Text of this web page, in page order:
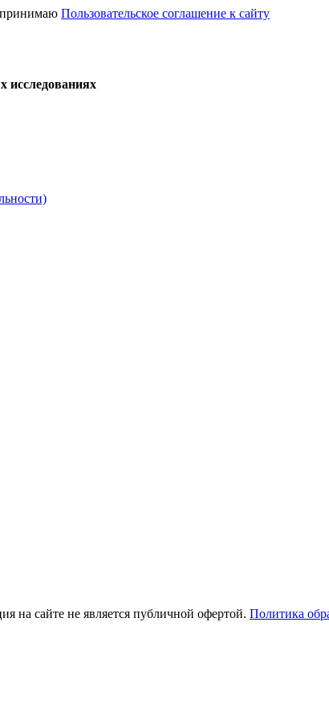
Пользовательское соглашение к сайту
исследованиях
сайте не является публичной офертой. Политика